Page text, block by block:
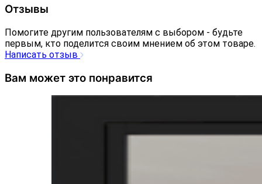
Отзывы
Помогите другим пользователям с выбором - будьте
первым, кто поделится своим мнением об этом товаре.
Написать отзыв
Вам может это понравится